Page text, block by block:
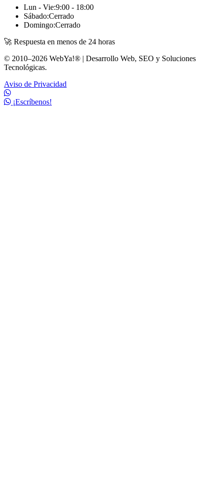
Lun - Vie:9:00 - 18:00
Sábado:Cerrado
Domingo:Cerrado
🚀 Respuesta en menos de 24 horas
© 2010–2026 WebYa!® | Desarrollo Web, SEO y Soluciones
Tecnológicas.
Aviso de Privacidad
¡Escríbenos!